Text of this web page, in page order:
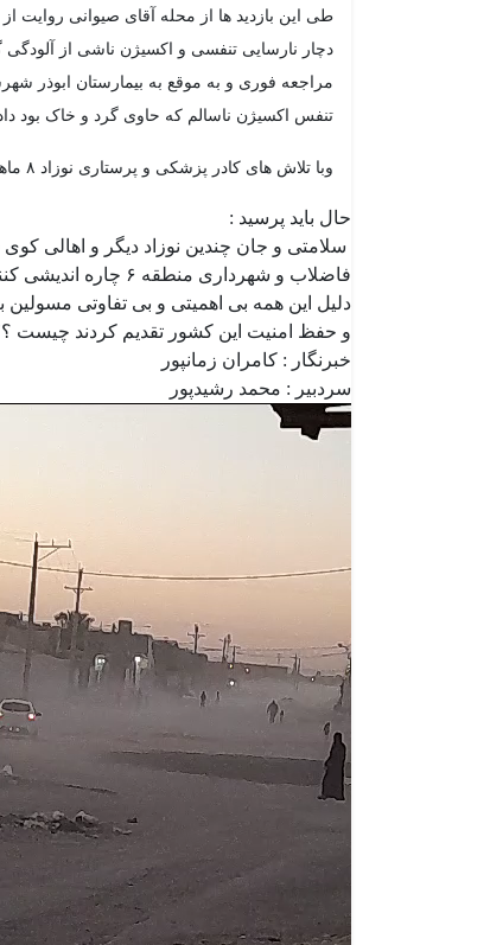
دچار نارسایی تنفسی و اکسیژن ناشی از آلودگی
مراجعه فوری و به موقع به بیمارستان ابوذر
تنفس اکسیژن ناسالم که حاوی گرد و خاک بود
وبا تلاش های کادر پزشکی و پرستاری نوزاد ۸ ماهه نجات پیدا کرده بود
حال باید پرسید :
سلامتی و جان چندین نوزاد دیگر و اهالی
فاضلاب و شهرداری منطقه ۶ چاره اندیشی کنند ؟؟؟؟؟؟
دلیل این همه بی اهمیتی و بی تفاوتی
و حفظ امنیت این کشور تقدیم کردند چیست
خبرنگار : کامران زمانپور
سردبیر : محمد رشیدپور